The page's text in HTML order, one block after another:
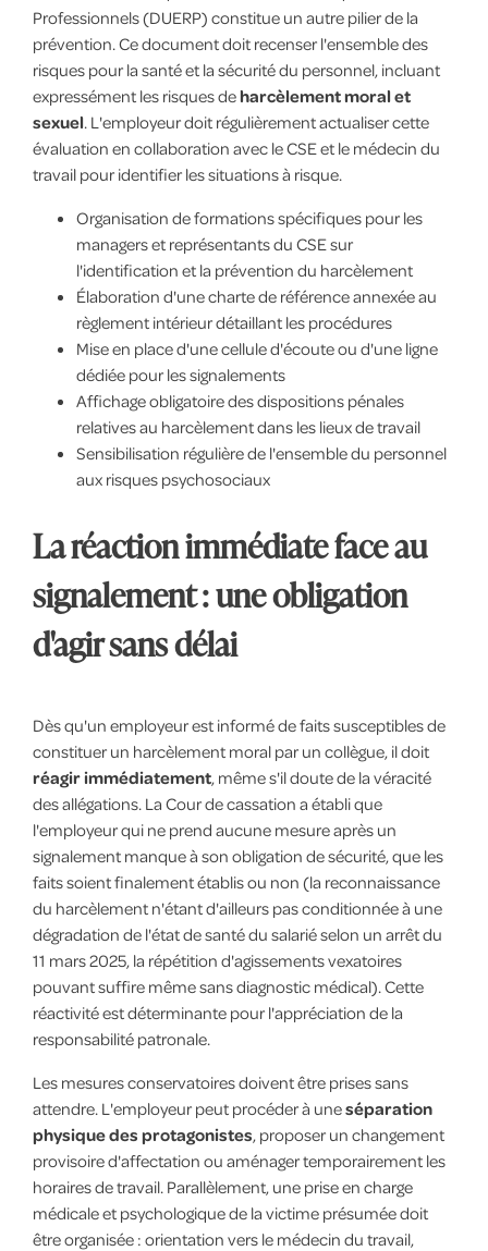
Professionnels (DUERP) constitue un autre pilier de la
prévention. Ce document doit recenser l'ensemble des
risques pour la santé et la sécurité du personnel, incluant
expressément les risques deharcèlement moral et
sexuel. L'employeur doit régulièrement actualiser cette
évaluation en collaboration avec le CSE et le médecin du
travail pour identifier les situations à risque.
Organisation de formations spécifiques pour les
managers et représentants du CSE sur
l'identification et la prévention du harcèlement
Élaboration d'une charte de référence annexée au
règlement intérieur détaillant les procédures
Mise en place d'une cellule d'écoute ou d'une ligne
dédiée pour les signalements
Affichage obligatoire des dispositions pénales
relatives au harcèlement dans les lieux de travail
Sensibilisation régulière de l'ensemble du personnel
aux risques psychosociaux
La réaction immédiate face au
signalement : une obligation
d'agir sans délai
Dès qu'un employeur est informé de faits susceptibles de
constituer un harcèlement moral par un collègue, il doit
réagir immédiatement, même s'il doute de la véracité
des allégations. La Cour de cassation a établi que
l'employeur qui ne prend aucune mesure après un
signalement manque à son obligation de sécurité, que les
faits soient finalement établis ou non (la reconnaissance
du harcèlement n'étant d'ailleurs pas conditionnée à une
dégradation de l'état de santé du salarié selon un arrêt du
11 mars 2025, la répétition d'agissements vexatoires
pouvant suffire même sans diagnostic médical). Cette
réactivité est déterminante pour l'appréciation de la
responsabilité patronale.
Les mesures conservatoires doivent être prises sans
attendre. L'employeur peut procéder à uneséparation
physique des protagonistes, proposer un changement
provisoire d'affectation ou aménager temporairement les
horaires de travail. Parallèlement, une prise en charge
médicale et psychologique de la victime présumée doit
être organisée : orientation vers le médecin du travail,